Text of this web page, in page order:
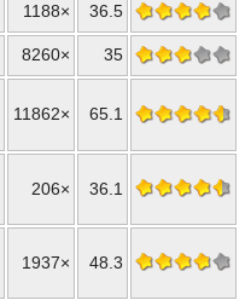
1188× 36.5
8260× 35
11862× 65.1
206× 36.1
1937× 48.3